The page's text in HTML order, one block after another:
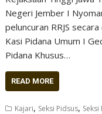
Negeri Jember I
peluncuran RRJS
Kasi Pidana Umum I
Pidana Khusus…
READ MORE
Kajari, Seksi Pidsus, Seksi